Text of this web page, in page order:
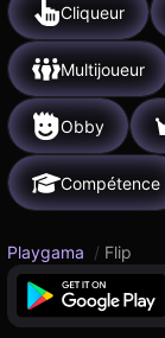
Cliqueur
Multijoueur
Obby
Compétence
Playgama / Flip